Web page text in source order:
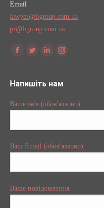
Email
lawyer@ligroup.com.ua
pr@ligroup.com.ua
Find us on:
LinkedinInstagram
Напишіть нам
Ваше ім'я (обов'язково)
Ваш Email (обов'язково)
Ваше повідомлення